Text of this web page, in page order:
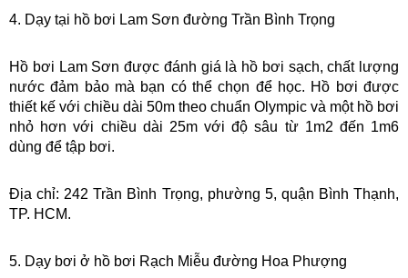
4. Dạy tại hồ bơi Lam Sơn đường Trần Bình Trọng
Hồ bơi Lam Sơn được đánh giá là hồ bơi sạch, chất lượng
nước đảm bảo mà bạn có thể chọn để học. Hồ bơi được
thiết kế với chiều dài 50m theo chuẩn Olympic và một hồ bơi
nhỏ hơn với chiều dài 25m với độ sâu từ 1m2 đến 1m6
dùng để tập bơi.
Địa chỉ: 242 Trần Bình Trọng, phường 5, quận Bình Thạnh,
TP. HCM.
5. Dạy bơi ở hồ bơi Rạch Miễu đường Hoa Phượng